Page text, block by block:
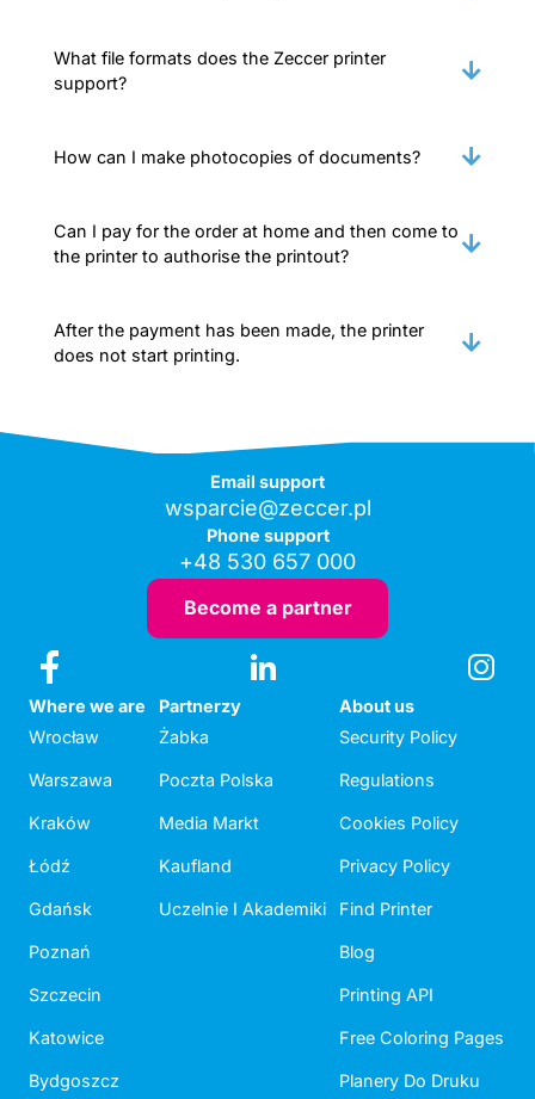
What file formats does the Zeccer printer
support?
How can I make photocopies of documents?
Can I pay for the order at home and then come to
the printer to authorise the printout?
After the payment has been made, the printer
does not start printing.
Email support
wsparcie@zeccer.pl
Phone support
+48 530 657 000
Become a partner
Where we are
Wrocław
Warszawa
Kraków
Łódź
Gdańsk
Poznań
Szczecin
Katowice
Bydgoszcz
Partnerzy
Żabka
Poczta Polska
Media Markt
Kaufland
Uczelnie I Akademiki
About us
Security Policy
Regulations
Cookies Policy
Privacy Policy
Find Printer
Blog
Printing API
Free Coloring Pages
Planery Do Druku